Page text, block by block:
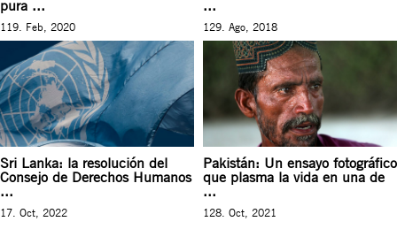
pura ...
119. Feb, 2020
...
129. Ago, 2018
Sri Lanka: la resolución del
Consejo de Derechos Humanos
...
17. Oct, 2022
Pakistán: Un ensayo fotográfico
que plasma la vida en una de
...
128. Oct, 2021